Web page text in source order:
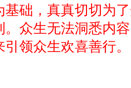
础，真真切切为
众生无法洞悉内
领众生欢喜善行。